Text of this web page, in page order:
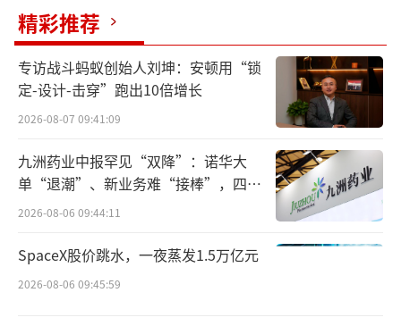
达带来的技术壁垒和中产营销形成的高溢价，
一度占据国内高端吹风机市场80%以上的市场
份额，随着中国企业的奋起直追和城市中产消
费降级，戴森占据市场的两大法宝已然全部失
技术卷不动高速马达转速10年没进步
戴森在中国市场有过辉煌。2016年，戴森
Supersonic吹风机进入中国市场，这款售价超
过3000元的吹风机，凭借着高性能、高颜值、
精彩推荐
专访战斗蚂蚁创始人刘坤：安顿用“锁
定-设计-击穿”跑出10倍增长
2026-08-07 09:41:09
九洲药业中报罕见“双降”：诺华大
单“退潮”、新业务难“接棒”，四大
难关待闯
2026-08-06 09:44:11
SpaceX股价跳水，一夜蒸发1.5万亿元
2026-08-06 09:45:59